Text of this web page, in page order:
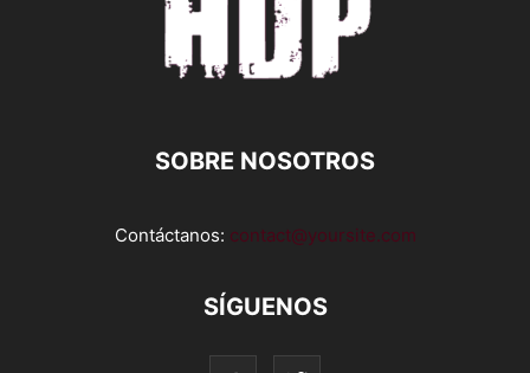
SOBRE NOSOTROS
Contáctanos: contact@yoursite.com
SÍGUENOS